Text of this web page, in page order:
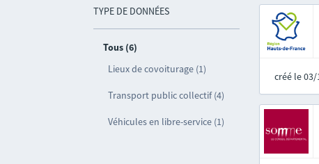
TYPE DE DONNÉES
Tous (6)
Lieux de covoiturage (1)
Transport public collectif (4)
Véhicules en libre-service (1)
créé le